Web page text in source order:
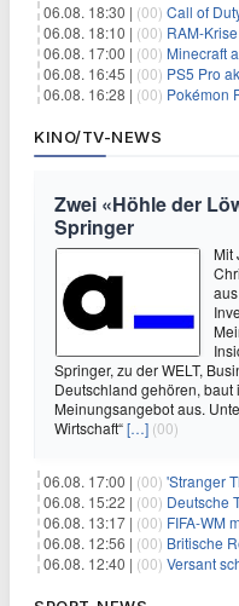
06.08. 18:30 | (00) Call of Duty:
06.08. 18:10 | (00) RAM-Krise 2027:
06.08. 17:00 | (00) Minecraft auf
06.08. 16:45 | (00) PS5 Pro aktiviert
06.08. 16:28 | (00) Pokémon
KINO/TV-NEWS
Zwei «Höhle der
Springer
Mit
Springer, zu der WELT,
Deutschland gehören,
Meinungsangebot aus.
Wirtschaft“[…] (00)
06.08. 17:00 | (00) 'Stranger Things'-
06.08. 15:22 | (00) Deutsche
06.08. 13:17 | (00) FIFA-WM
06.08. 12:56 | (00) Britische
06.08. 12:40 | (00) Versant